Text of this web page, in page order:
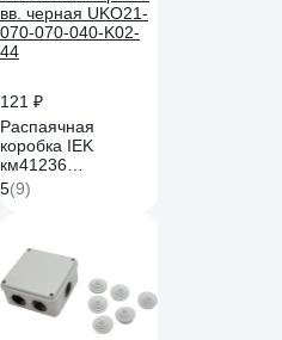
121 ₽
Распаячная
коробка IEK
км41236
70x70x40мм ip44 4
вв. черная UKO21-
5(9)